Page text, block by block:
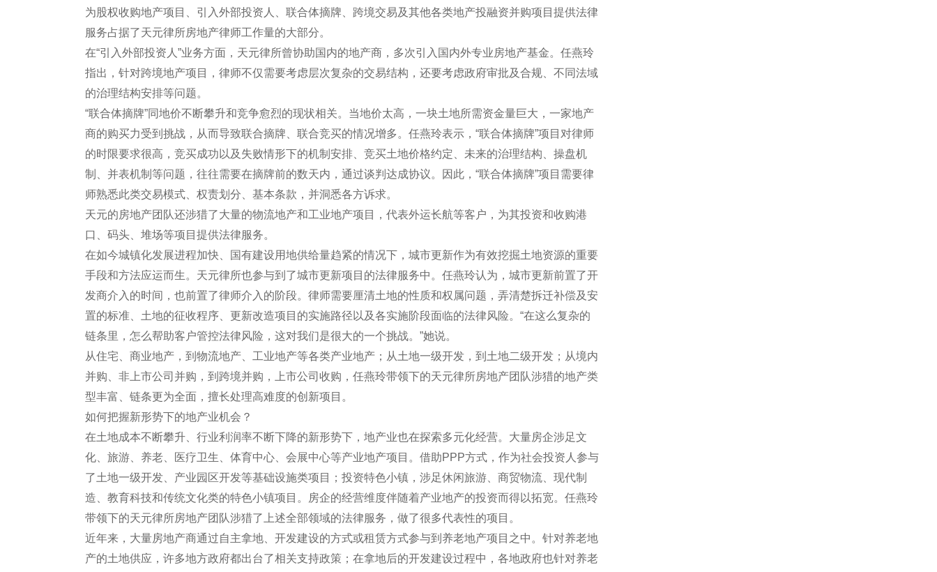
为股权收购地产项目、引入外部投资人、联合体摘牌、跨境交易及其他各类地产投融资并购项目提供法律
服务占据了天元律所房地产律师工作量的大部分。
在“引入外部投资人”业务方面，天元律所曾协助国内的地产商，多次引入国内外专业房地产基金。任燕玲
指出，针对跨境地产项目，律师不仅需要考虑层次复杂的交易结构，还要考虑政府审批及合规、不同法域
的治理结构安排等问题。
“联合体摘牌”同地价不断攀升和竞争愈烈的现状相关。当地价太高，一块土地所需资金量巨大，一家地产
商的购买力受到挑战，从而导致联合摘牌、联合竞买的情况增多。任燕玲表示，“联合体摘牌”项目对律师
的时限要求很高，竞买成功以及失败情形下的机制安排、竞买土地价格约定、未来的治理结构、操盘机
制、并表机制等问题，往往需要在摘牌前的数天内，通过谈判达成协议。因此，“联合体摘牌”项目需要律
师熟悉此类交易模式、权责划分、基本条款，并洞悉各方诉求。
天元的房地产团队还涉猎了大量的物流地产和工业地产项目，代表外运长航等客户，为其投资和收购港
口、码头、堆场等项目提供法律服务。
在如今城镇化发展进程加快、国有建设用地供给量趋紧的情况下，城市更新作为有效挖掘土地资源的重要
手段和方法应运而生。天元律所也参与到了城市更新项目的法律服务中。任燕玲认为，城市更新前置了开
发商介入的时间，也前置了律师介入的阶段。律师需要厘清土地的性质和权属问题，弄清楚拆迁补偿及安
置的标准、土地的征收程序、更新改造项目的实施路径以及各实施阶段面临的法律风险。“在这么复杂的
链条里，怎么帮助客户管控法律风险，这对我们是很大的一个挑战。”她说。
从住宅、商业地产，到物流地产、工业地产等各类产业地产；从土地一级开发，到土地二级开发；从境内
并购、非上市公司并购，到跨境并购，上市公司收购，任燕玲带领下的天元律所房地产团队涉猎的地产类
型丰富、链条更为全面，擅长处理高难度的创新项目。
如何把握新形势下的地产业机会？
在土地成本不断攀升、行业利润率不断下降的新形势下，地产业也在探索多元化经营。大量房企涉足文
化、旅游、养老、医疗卫生、体育中心、会展中心等产业地产项目。借助PPP方式，作为社会投资人参与
了土地一级开发、产业园区开发等基础设施类项目；投资特色小镇，涉足休闲旅游、商贸物流、现代制
造、教育科技和传统文化类的特色小镇项目。房企的经营维度伴随着产业地产的投资而得以拓宽。任燕玲
带领下的天元律所房地产团队涉猎了上述全部领域的法律服务，做了很多代表性的项目。
近年来，大量房地产商通过自主拿地、开发建设的方式或租赁方式参与到养老地产项目之中。针对养老地
产的土地供应，许多地方政府都出台了相关支持政策；在拿地后的开发建设过程中，各地政府也针对养老